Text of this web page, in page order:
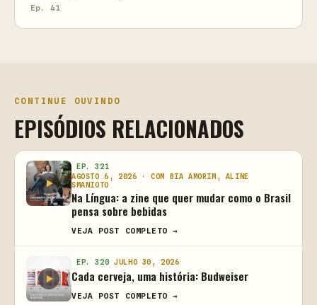
Ep. 41
CONTINUE OUVINDO
EPISÓDIOS RELACIONADOS
EP. 321
AGOSTO 6, 2026 · COM BIA AMORIM, ALINE
SMANIOTO
Na Língua: a zine que quer mudar como o Brasil
pensa sobre bebidas
VEJA POST COMPLETO →
EP. 320 JULHO 30, 2026
Cada cerveja, uma história: Budweiser
VEJA POST COMPLETO →